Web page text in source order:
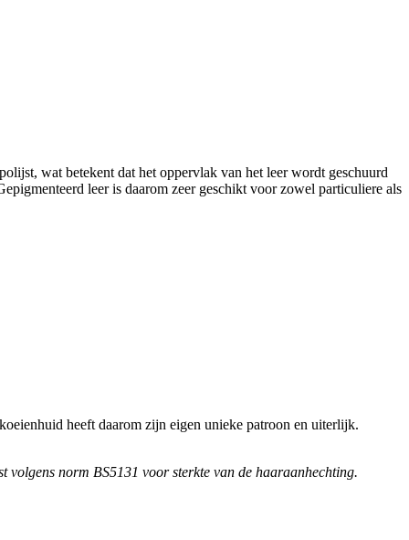
wat betekent dat het oppervlak van het leer wordt geschuurd
leer is daarom zeer geschikt voor zowel particuliere als
heeft daarom zijn eigen unieke patroon en uiterlijk.
norm BS5131 voor sterkte van de haaraanhechting.